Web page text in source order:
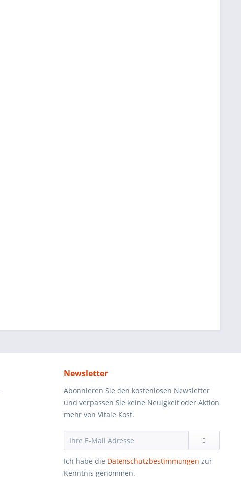
Newsletter
Abonnieren Sie den kostenlosen Newsletter
und verpassen Sie keine Neuigkeit oder Aktion
mehr von Vitale Kost.
Ich habe die Datenschutzbestimmungen zur
Kenntnis genommen.